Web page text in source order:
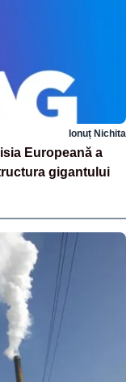
Ionuț Nichita
Europeană a
gigantului